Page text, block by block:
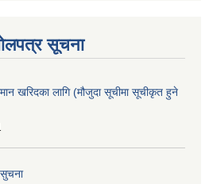
सूचना
खरिदका लागि (मौजुदा सूचीमा सूचीकृत हुने